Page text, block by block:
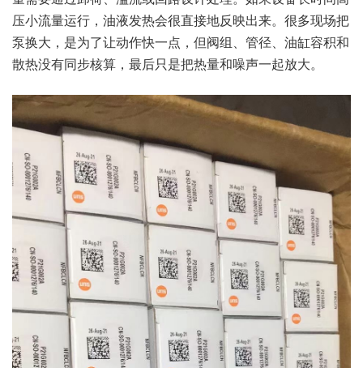
压小流量运行，油液发热会很直接地反映出来。很多现场把
泵换大，是为了让动作快一点，但阀组、管径、油缸容积和
散热没有同步核算，最后只是把热量和噪声一起放大。